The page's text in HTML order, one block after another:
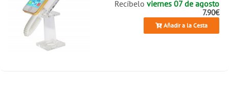
Recíbeloviernes 07 de agosto
7.90€
Añadir a la Cesta